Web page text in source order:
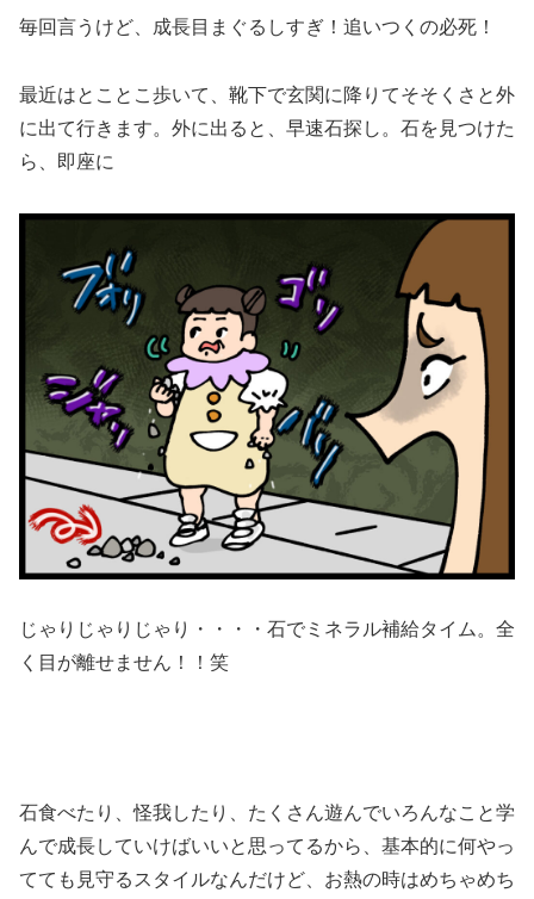
毎回言うけど、成長目まぐるしすぎ！追いつくの必死！
最近はとことこ歩いて、靴下で玄関に降りてそそくさと外
に出て行きます。外に出ると、早速石探し。石を見つけた
ら、即座に
じゃりじゃりじゃり・・・・石でミネラル補給タイム。全
く目が離せません！！笑
石食べたり、怪我したり、たくさん遊んでいろんなこと学
んで成長していけばいいと思ってるから、基本的に何やっ
てても見守るスタイルなんだけど、お熱の時はめちゃめち